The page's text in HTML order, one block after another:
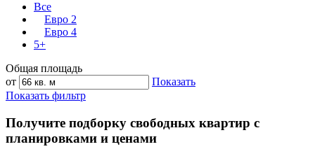
Все
Евро 2
Евро 4
5+
Общая площадь
от
Показать
Показать фильтр
Получите подборку свободных квартир с
планировками и ценами